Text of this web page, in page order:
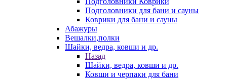
Подголовники для бани и сауны
Коврики для бани и сауны
Абажуры
Вешалки,полки
Шайки, ведра, ковши и др.
Назад
Шайки, ведра, ковши и др.
Ковши и черпаки для бани